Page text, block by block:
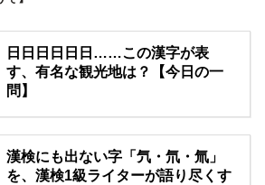
日日日日日日……この漢字が表
す、有名な観光地は？【今日の一
問】
漢検にも出ない字「氕・氘・氚」
を、漢検1級ライターが語り尽くす